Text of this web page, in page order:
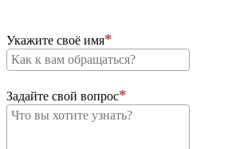
Укажите своё имя
Задайте свой вопрос